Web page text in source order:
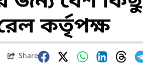
কর্তৃপক্ষ
Share